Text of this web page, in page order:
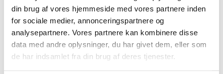
din brug af vores hjemmeside med vores partnere inden
for sociale medier, annonceringspartnere og
analysepartnere. Vores partnere kan kombinere disse
data med andre oplysninger, du har givet dem, eller som
de har indsamlet fra din brug af deres tjenester.
Badminton Danmarks elite- og sportschef, Jens
Meibom, er stolt over spillernes præstationer i
løbet af ugen ved EM for blandede hold. Køb billet
til EM i Horsens For 6. gang i træk og for 15. gang
ud af de seneste 16 udgaver har Danmark vundet
guld ved EM for blandede...